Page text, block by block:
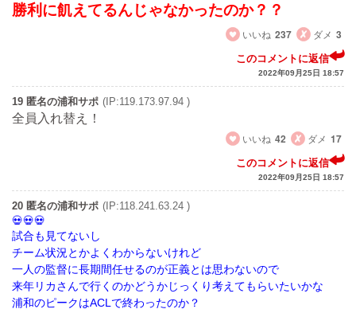
勝利に飢えてるんじゃなかったのか？？
いいね 237 ダメ 3
このコメントに返信
2022年09月25日 18:57
19 匿名の浦和サポ (IP:119.173.97.94 )
全員入れ替え！
いいね 42 ダメ 17
このコメントに返信
2022年09月25日 18:57
20 匿名の浦和サポ (IP:118.241.63.24 )
試合も見てないし
チーム状況とかよくわからないけれど
一人の監督に長期間任せるのが正義とは思わないので
来年リカさんで行くのかどうかじっくり考えてもらいたいかな
浦和のピークはACLで終わったのか？